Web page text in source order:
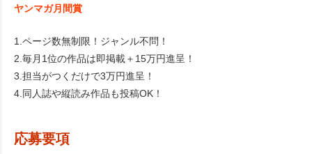
ヤンマガ月間賞
1.ページ数無制限！ジャンル不問！
2.毎月1位の作品は即掲載＋15万円進呈！
3.担当がつくだけで3万円進呈！
4.同人誌や縦読み作品も投稿OK！
応募要項